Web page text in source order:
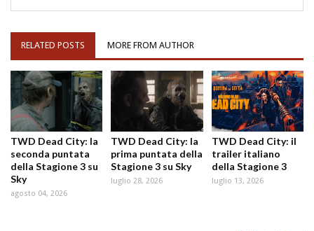
RELATED POSTS MORE FROM AUTHOR
TWD Dead City: la
seconda puntata
della Stagione 3 su
Sky
agosto 04, 2026
TWD Dead City: la
prima puntata della
Stagione 3 su Sky
luglio 28, 2026
TWD Dead City: il
trailer italiano
della Stagione 3
luglio 13, 2026